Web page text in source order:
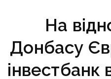
На
Донбасу
інвестбанк